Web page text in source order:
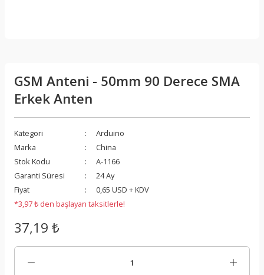
GSM Anteni - 50mm 90 Derece SMA
Erkek Anten
Kategori
Arduino
Marka
China
Stok Kodu
A-1166
Garanti Süresi
24 Ay
Fiyat
0,65 USD + KDV
*3,97 ₺ den başlayan taksitlerle!
37,19 ₺